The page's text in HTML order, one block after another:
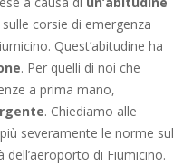
corsie di emergenza
Quest’abitudine ha
. Per quelli di noi che
a prima mano,
. Chiediamo alle
severamente le norme sul
di Fiumicino.